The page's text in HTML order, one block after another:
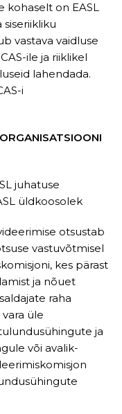
kohaselt on EASL
siseriikliku
vastava vaidluse
ile ja riiklikel
lahendada.
i
juhatuse
üldkoosolek
otsustab
vastuvõtmisel
kes pärast
ja nõuet
raha
üle
ja
või avalik-